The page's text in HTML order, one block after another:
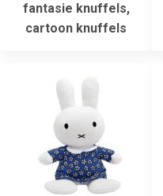
fantasie knuffels,
cartoon knuffels